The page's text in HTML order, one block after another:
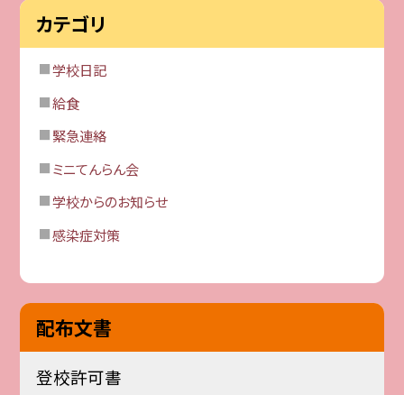
カテゴリ
学校日記
給食
緊急連絡
ミニてんらん会
学校からのお知らせ
感染症対策
配布文書
登校許可書